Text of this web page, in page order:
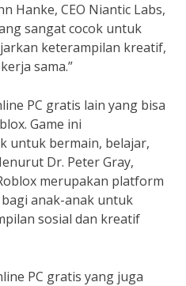
Hanke, CEO Niantic Labs,
sangat cocok untuk
keterampilan kreatif,
sama.”
PC gratis lain yang bisa
Game ini
untuk bermain, belajar,
Dr. Peter Gray,
merupakan platform
anak-anak untuk
sosial dan kreatif
PC gratis yang juga